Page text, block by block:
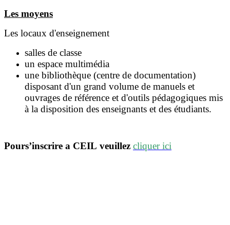
Les moyens
Les locaux d'enseignement
salles de classe
un espace multimédia
une bibliothèque (centre de documentation)
disposant d'un grand volume de manuels et
ouvrages de référence et d'outils pédagogiques mis
à la disposition des enseignants et des étudiants.
Pours’inscrire a CEIL veuillez cliquerici